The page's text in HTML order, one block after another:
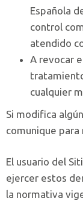
Española
control
atendido
A revocar
cualquier
Si modifica
comunique para
El usuario del
ejercer estos
la normativa